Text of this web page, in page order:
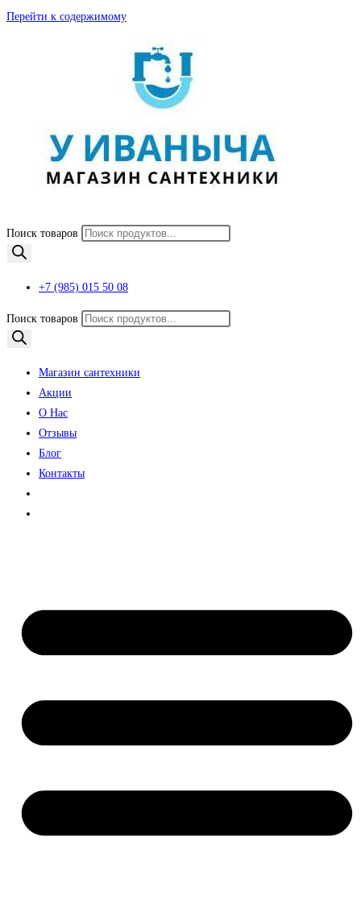
Перейти к содержимому
Поиск товаров
+7 (985) 015 50 08
Поиск товаров
Магазин сантехники
Акции
О Нас
Отзывы
Блог
Контакты